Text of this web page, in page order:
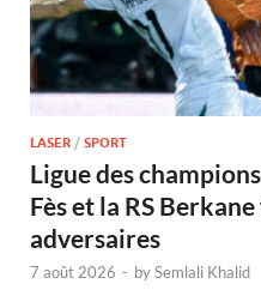
LASER / SPORT
Ligue des
Fès et la RS
adversaires
7 août 2026 - bySemlali Khalid